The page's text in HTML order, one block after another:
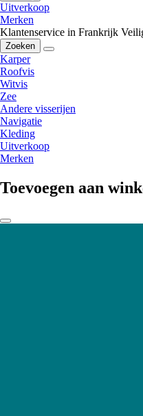
Uitverkoop
Merken
Klantenservice in Frankrijk
Zoeken
Karper
Roofvis
Witvis
Zee
Andere visserijen
Navigatie
Kleding
Uitverkoop
Merken
Toevoegen aan